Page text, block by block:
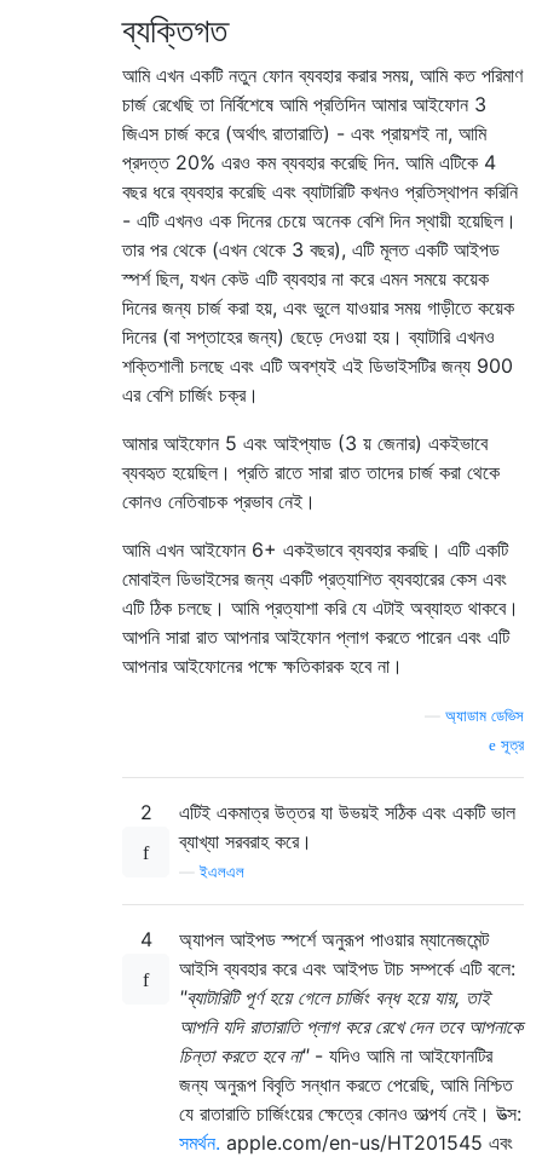
ব্যক্তিগত
আমি এখন একটি নতুন ফোন ব্যবহার করার সময়, আমি কত পরিমাণ
চার্জ রেখেছি তা নির্বিশেষে আমি প্রতিদিন আমার আইফোন 3
জিএস চার্জ করে (অর্থাৎ রাতারাতি) - এবং প্রায়শই না, আমি
প্রদত্ত 20% এরও কম ব্যবহার করেছি দিন. আমি এটিকে 4
বছর ধরে ব্যবহার করেছি এবং ব্যাটারিটি কখনও প্রতিস্থাপন করিনি
- এটি এখনও এক দিনের চেয়ে অনেক বেশি দিন স্থায়ী হয়েছিল।
তার পর থেকে (এখন থেকে 3 বছর), এটি মূলত একটি আইপড
স্পর্শ ছিল, যখন কেউ এটি ব্যবহার না করে এমন সময়ে কয়েক
দিনের জন্য চার্জ করা হয়, এবং ভুলে যাওয়ার সময় গাড়ীতে কয়েক
দিনের (বা সপ্তাহের জন্য) ছেড়ে দেওয়া হয়। ব্যাটারি এখনও
শক্তিশালী চলছে এবং এটি অবশ্যই এই ডিভাইসটির জন্য 900
এর বেশি চার্জিং চক্র।
আমার আইফোন 5 এবং আইপ্যাড (3 য় জেনার) একইভাবে
ব্যবহৃত হয়েছিল। প্রতি রাতে সারা রাত তাদের চার্জ করা থেকে
কোনও নেতিবাচক প্রভাব নেই।
আমি এখন আইফোন 6+ একইভাবে ব্যবহার করছি। এটি একটি
মোবাইল ডিভাইসের জন্য একটি প্রত্যাশিত ব্যবহারের কেস এবং
এটি ঠিক চলছে। আমি প্রত্যাশা করি যে এটাই অব্যাহত থাকবে।
আপনি সারা রাত আপনার আইফোন প্লাগ করতে পারেন এবং এটি
আপনার আইফোনের পক্ষে ক্ষতিকারক হবে না।
অ্যাডাম ডেভিস
সূত্র
2
এটিই একমাত্র উত্তর যা উভয়ই সঠিক এবং একটি ভাল
ব্যাখ্যা সরবরাহ করে।
—ইএলএল
4
অ্যাপল আইপড স্পর্শে অনুরূপ পাওয়ার ম্যানেজমেন্ট
আইসি ব্যবহার করে এবং আইপড টাচ সম্পর্কে এটি বলে:
"ব্যাটারিটি পূর্ণ হয়ে গেলে চার্জিং বন্ধ হয়ে যায়, তাই
আপনি যদি রাতারাতি প্লাগ করে রেখে দেন তবে আপনাকে
চিন্তা করতে হবে না"- যদিও আমি না আইফোনটির
জন্য অনুরূপ বিবৃতি সন্ধান করতে পেরেছি, আমি নিশ্চিত
যে রাতারাতি চার্জিংয়ের ক্ষেত্রে কোনও তাত্পর্য নেই। উত্স:
সমর্থন. apple.com/en-us/HT201545 এবং